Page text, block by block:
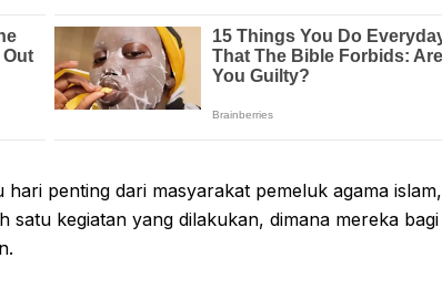
hari penting dari masyarakat pemeluk agama islam,
satu kegiatan yang dilakukan, dimana mereka bagi